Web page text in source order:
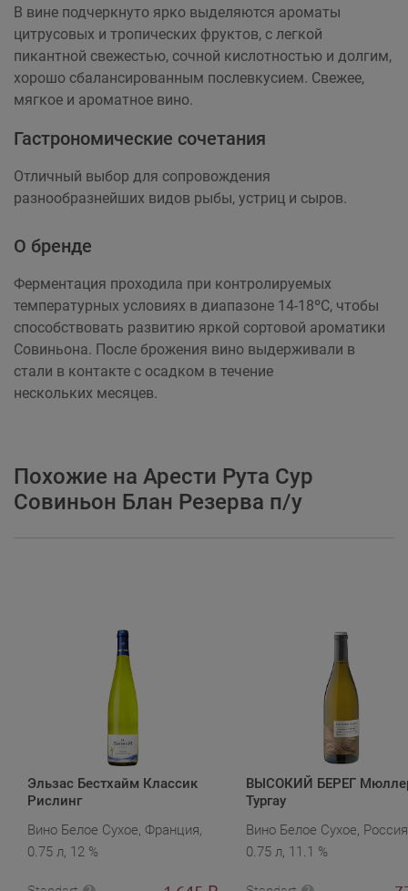
В вине подчеркнуто ярко выделяются ароматы
цитрусовых и тропических фруктов, с легкой
пикантной свежестью, сочной кислотностью и долгим,
хорошо сбалансированным послевкусием. Свежее,
мягкое и ароматное вино.
Гастрономические сочетания
Отличный выбор для сопровождения
разнообразнейших видов рыбы, устриц и сыров.
О бренде
Ферментация проходила при контролируемых
температурных условиях в диапазоне 14-18ºC, чтобы
способствовать развитию яркой сортовой ароматики
Совиньона. После брожения вино выдерживали в
стали в контакте с осадком в течение
нескольких месяцев.
Похожие на Арести Рута Сур
Совиньон Блан Резерва п/у
Эльзас Бестхайм Классик
Рислинг
Вино Белое Сухое, Франция,
0.75 л, 12 %
ВЫСОКИЙ БЕРЕГ
Тургау
Вино Белое Сухое,
0.75 л, 11.1 %